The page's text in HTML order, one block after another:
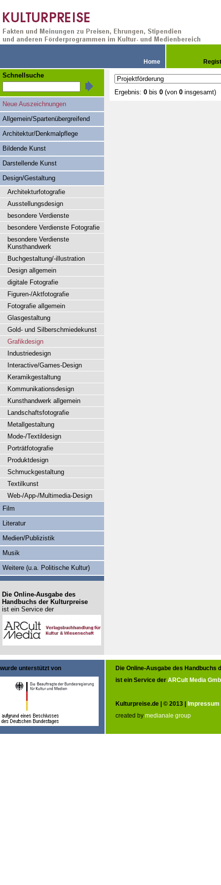
Home
Ergebnis: 0 bis 0 (von 0 insgesamt)
Schnellsuche
Neue Auszeichnungen
Allgemein/Spartenübergreifend
Architektur/Denkmalpflege
Bildende Kunst
Darstellende Kunst
Design/Gestaltung
Architekturfotografie
Ausstellungsdesign
besondere Verdienste
besondere Verdienste Fotografie
besondere Verdienste
Kunsthandwerk
Buchgestaltung/-illustration
Design allgemein
digitale Fotografie
Figuren-/Aktfotografie
Fotografie allgemein
Glasgestaltung
Gold- und Silberschmiedekunst
Grafikdesign
Industriedesign
Interactive/Games-Design
Keramikgestaltung
Kommunikationsdesign
Kunsthandwerk allgemein
Landschaftsfotografie
Metallgestaltung
Mode-/Textildesign
Porträtfotografie
Produktdesign
Schmuckgestaltung
Textilkunst
Web-/App-/Multimedia-Design
Film
Literatur
Medien/Publizistik
Musik
Weitere (u.a. Politische Kultur)
Die Online-Ausgabe des
Handbuchs der Kulturpreise
ist ein Service der
wurde unterstützt von
Die Online-Ausgabe des Handbuchs
ist ein Service der ARCult Media
Kulturpreise.de | © 2013 | Impressum
created by medianale group